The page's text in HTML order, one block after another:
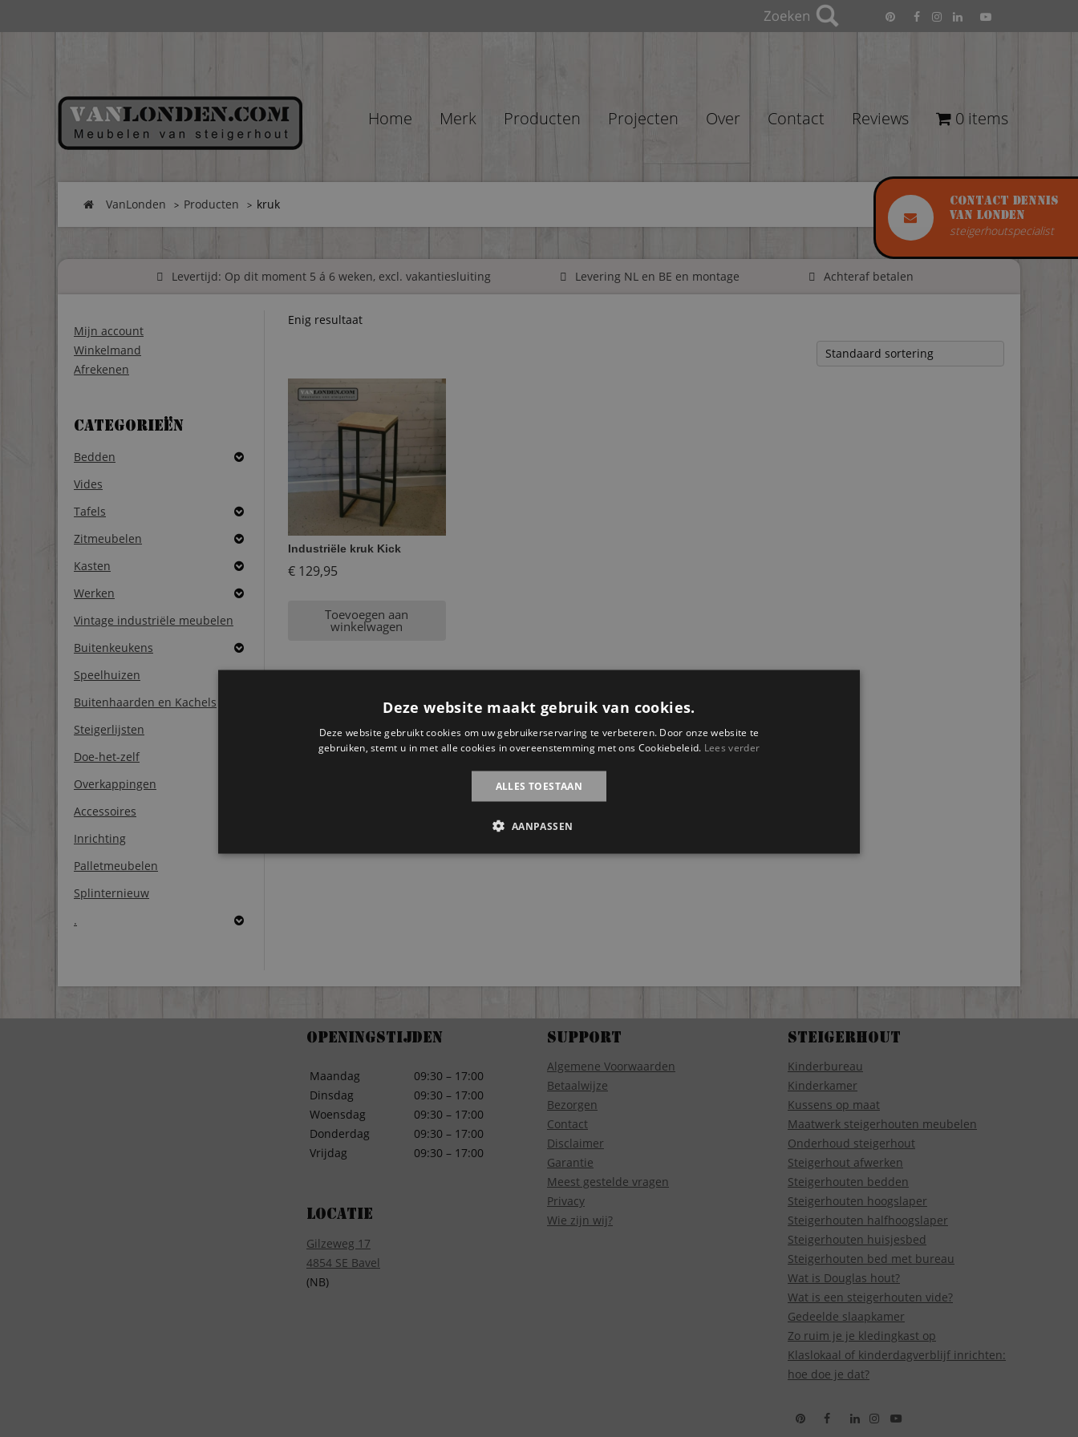
Contact Dennis
van Londen
steigerhoutspecialist
Home Merk Producten Projecten Over Contact Reviews 0 items
VanLonden Producten kruk
Levertijd: Op dit moment 5 á 6 weken, excl. vakantiesluiting Levering NL en BE en montage Achteraf betalen
Mijn account
Winkelmand
Afrekenen
Categorieën
Bedden
Vides
Tafels
Zitmeubelen
Kasten
Werken
Vintage industriële meubelen
Buitenkeukens
Speelhuizen
Buitenhaarden en Kachels
Steigerlijsten
Doe-het-zelf
Overkappingen
Accessoires
Inrichting
Palletmeubelen
Splinternieuw
.
Enig resultaat
Industriële kruk Kick
€129,95
Toevoegen aan
winkelwagen
Openingstijden
Maandag
Dinsdag
Woensdag
Donderdag
Vrijdag
09:30 – 17:00
09:30 – 17:00
09:30 – 17:00
09:30 – 17:00
09:30 – 17:00
Locatie
Gilzeweg 17
4854 SE Bavel
(NB)
Support
Algemene Voorwaarden
Betaalwijze
Bezorgen
Contact
Disclaimer
Garantie
Meest gestelde vragen
Privacy
Wie zijn wij?
Steigerhout
Kinderbureau
Kinderkamer
Kussens op maat
Maatwerk steigerhouten meubelen
Onderhoud steigerhout
Steigerhout afwerken
Steigerhouten bedden
Steigerhouten hoogslaper
Steigerhouten halfhoogslaper
Steigerhouten huisjesbed
Steigerhouten bed met bureau
Wat is Douglas hout?
Wat is een steigerhouten vide?
Gedeelde slaapkamer
Zo ruim je je kledingkast op
Klaslokaal of kinderdagverblijf inrichten:
hoe doe je dat?
Deze website maakt gebruik van cookies.
Deze website gebruikt cookies om uw gebruikerservaring te verbeteren. Door onze website te
gebruiken, stemt u in met alle cookies in overeenstemming met ons Cookiebeleid. Lees verder
ALLES TOESTAAN
AANPASSEN